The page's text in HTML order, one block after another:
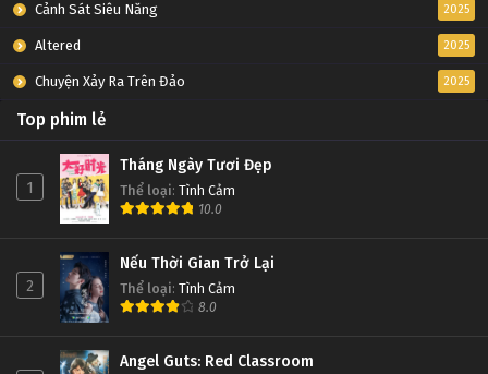
Cảnh Sát Siêu Năng 2025
Altered 2025
Chuyện Xảy Ra Trên Đảo 2025
Top phim lẻ
1
Tháng Ngày Tươi Đẹp
Thể loại: Tình Cảm
10.0
2
Nếu Thời Gian Trở Lại
Thể loại: Tình Cảm
8.0
Angel Guts: Red Classroom